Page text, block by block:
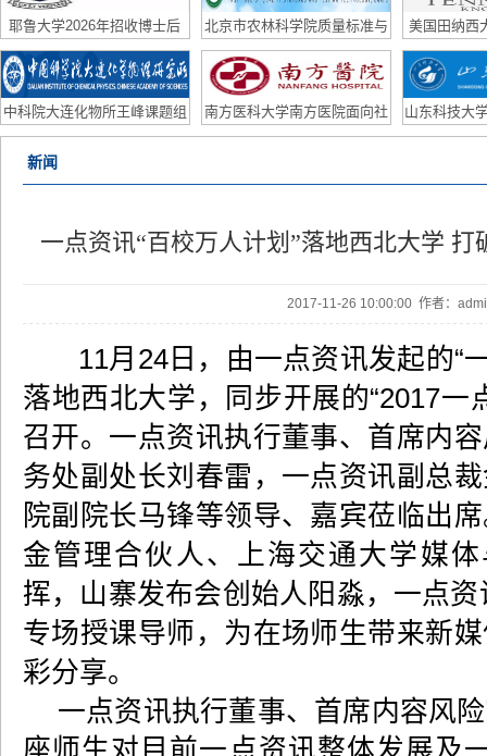
耶鲁大学2026年招收博士后
北京市农林科学院质量标准与
检测技术研究所招聘合同制科
研助理/联培学生
美国田纳西
招2D
中科院大连化物所王峰课题组
2026年博士后招聘计划
南方医科大学南方医院面向社
会公开招聘皮肤科主任、眼科
山东科技大
外优
新闻
一点资讯“百校万人计划”落地西北大学
2017-11-26 10:00:00 作者：
11月24日，由一点资讯发起的“一
落地西北大学，同步开展的“2017一
召开。一点资讯执行董事、首席内
务处副处长刘春雷，一点资讯副总
院副院长马锋等领导、嘉宾莅临出
金管理合伙人、上海交通大学媒
挥，山寨发布会创始人阳淼，一点
专场授课导师，为在场师生带来新
彩分享。
一点资讯执行董事、首席内容风
座师生对目前一点资讯整体发展及